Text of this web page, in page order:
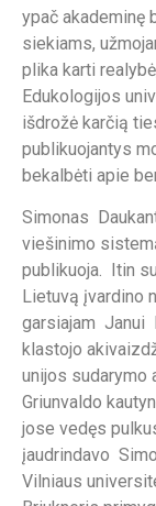
ypač akademinę
siekiams,
plika karti
Edukologijos
išdrožė karčią
publikuojantys
bekalbėti apie
Simonas
viešinimo
publikuoja. Itin
Lietuvą įvardino
garsiajam Janui
klastojo
unijos sudarymo
Griunvaldo
jose vedęs
įaudrindavo
Vilniaus